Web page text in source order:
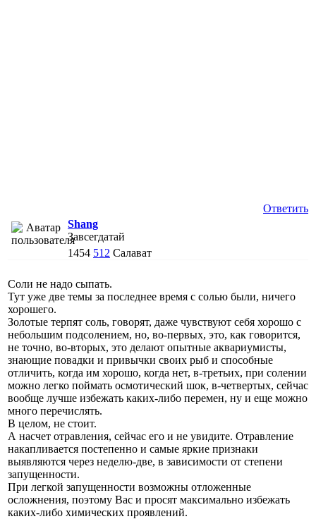
Ответить
Shang
Завсегдатай
1454 512 Салават
Соли не надо сыпать.
Тут уже две темы за последнее время с солью были, ничего
хорошего.
Золотые терпят соль, говорят, даже чувствуют себя хорошо с
небольшим подсолением, но, во-первых, это, как говорится,
не точно, во-вторых, это делают опытные аквариумисты,
знающие повадки и привычки своих рыб и способные
отличить, когда им хорошо, когда нет, в-третьих, при солении
можно легко поймать осмотический шок, в-четвертых, сейчас
вообще лучше избежать каких-либо перемен, ну и еще можно
много перечислять.
В целом, не стоит.
А насчет отравления, сейчас его и не увидите. Отравление
накапливается постепенно и самые яркие признаки
выявляются через неделю-две, в зависимости от степени
запущенности.
При легкой запущенности возможны отложенные
осложнения, поэтому Вас и просят максимально избежать
каких-либо химических проявлений.